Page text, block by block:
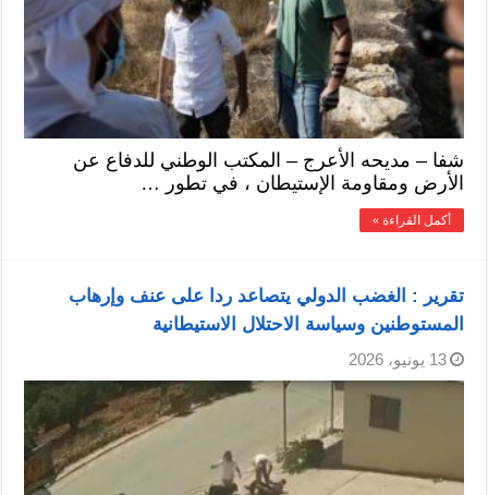
شفا – مديحه الأعرج – المكتب الوطني للدفاع عن
الأرض ومقاومة الإستيطان ، في تطور …
أكمل القراءة »
تقرير : الغضب الدولي يتصاعد ردا على عنف وإرهاب
المستوطنين وسياسة الاحتلال الاستيطانية
13 يونيو، 2026